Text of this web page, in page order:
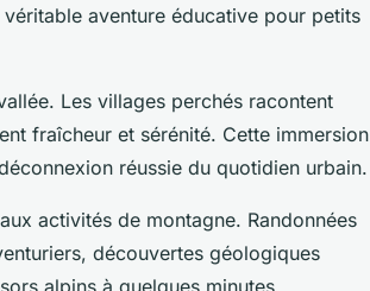
aventure éducative pour petits
Les villages perchés racontent
fraîcheur et sérénité. Cette immersion
réussie du quotidien urbain.
activités de montagne. Randonnées
découvertes géologiques